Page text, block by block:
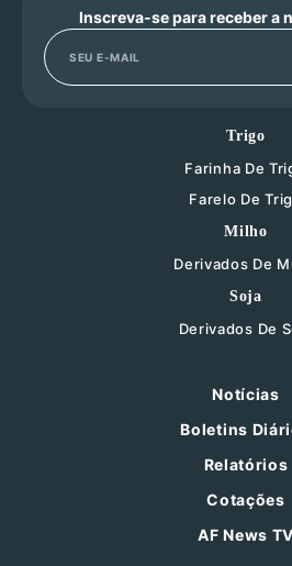
Inscreva-se para receber a
Trigo
Farinha De
Farelo De
Milho
Derivados De
Soja
Derivados De
Notícias
Boletins
Relatórios
Cotações
AF News TV